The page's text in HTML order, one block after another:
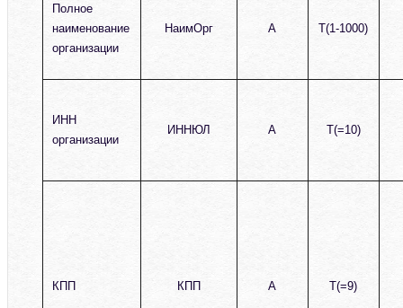
Полное
наименование
организации
НаимОрг А T(1-1000)
ИНН
организации
ИННЮЛ А T(=10)
КПП КПП А T(=9)